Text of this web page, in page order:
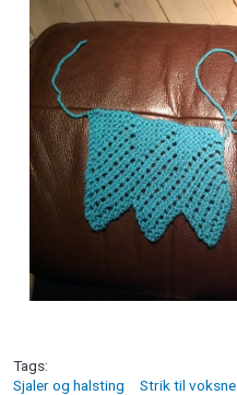
Tags
Sjaler og halsting
Strik til voksne